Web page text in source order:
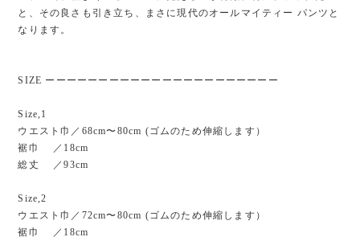
と、その良さも引き立ち、まさに現代のオールマイティー パンツと
なります。
SIZE ーーーーーーーーーーーーーーーーーーーーーー
Size,1
ウエスト巾／68cm〜80cm (ゴムのため伸縮します）
裾巾 ／18cm
総丈 ／93cm
Size,2
ウエスト巾／72cm〜80cm (ゴムのため伸縮します）
裾巾 ／18cm